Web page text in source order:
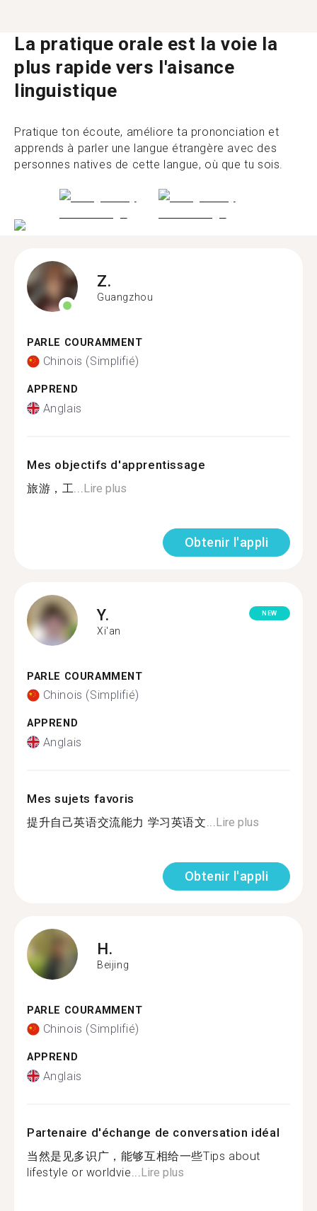
La pratique orale est la voie la
plus rapide vers l'aisance
linguistique
Pratique ton écoute, améliore ta prononciation et
apprends à parler une langue étrangère avec des
personnes natives de cette langue, où que tu sois.
Z.
Guangzhou
PARLE COURAMMENT
Chinois (Simplifié)
APPREND
Anglais
Mes objectifs d'apprentissage
旅游，工... Lire plus
Obtenir l'appli
Y.
Xi'an
NEW
PARLE COURAMMENT
Chinois (Simplifié)
APPREND
Anglais
Mes sujets favoris
提升自己英语交流能力 学习英语文... Lire plus
Obtenir l'appli
H.
Beijing
PARLE COURAMMENT
Chinois (Simplifié)
APPREND
Anglais
Partenaire d'échange de conversation idéal
当然是见多识广，能够互相给一些Tips about
lifestyle or worldvie... Lire plus